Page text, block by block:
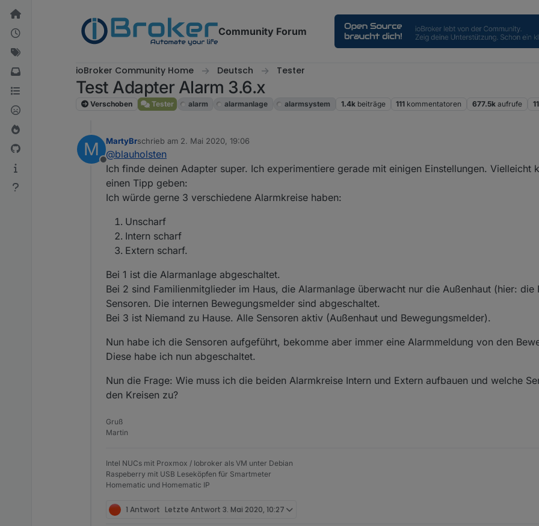
Weiter zum Inhalt
Community Forum
ioBroker Community Home Deutsch Tester
Test Adapter Alarm 3.6.x
Verschoben Tester alarm alarmanlage alarmsystem 1.4k beiträge 111 kommentatoren 677.5k aufrufe
M
Offline
MartyBrschrieb am 2. Mai 2020, 19:06
zuletzt editiert von
@blauholsten
Ich finde deinen Adapter super. Ich experimentiere gerade mit einigen Einstellungen. Vielleicht
einen Tipp geben:
Ich würde gerne 3 verschiedene Alarmkreise haben:
Unscharf
Intern scharf
Extern scharf.
Bei 1 ist die Alarmanlage abgeschaltet.
Bei 2 sind Familienmitglieder im Haus, die Alarmanlage überwacht nur die Außenhaut (hier: die
Sensoren. Die internen Bewegungsmelder sind abgeschaltet.
Bei 3 ist Niemand zu Hause. Alle Sensoren aktiv (Außenhaut und Bewegungsmelder).
Nun habe ich die Sensoren aufgeführt, bekomme aber immer eine Alarmmeldung von den
Diese habe ich nun abgeschaltet.
Nun die Frage: Wie muss ich die beiden Alarmkreise Intern und Extern aufbauen und welche
den Kreisen zu?
Gruß
Martin
Intel NUCs mit Proxmox / Iobroker als VM unter Debian
Raspeberry mit USB Leseköpfen für Smartmeter
Homematic und Homematic IP
1 Antwort Letzte Antwort 3. Mai 2020, 10:27